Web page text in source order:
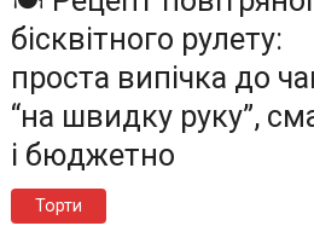
бісквітного рулету:
проста випічка до
“на швидку руку”,
і бюджетно
Торти